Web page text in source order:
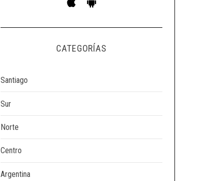
CATEGORÍAS
Santiago
Sur
Norte
Centro
Argentina